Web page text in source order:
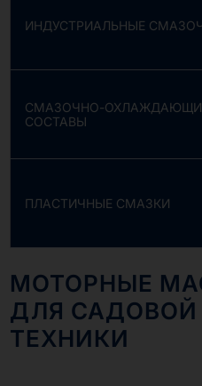
ИНДУСТРИАЛЬНЫЕ
СМАЗОЧНО-
СОСТАВЫ
ПЛАСТИЧНЫЕ СМАЗКИ
МОТОРНЫЕ
ДЛЯ САДОВОЙ
ТЕХНИКИ